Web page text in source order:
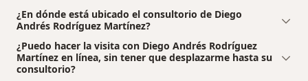
¿En dónde está ubicado el consultorio de Diego
Andrés Rodríguez Martínez?
¿Puedo hacer la visita con Diego Andrés Rodríguez
Martínez en línea, sin tener que desplazarme hasta su
consultorio?